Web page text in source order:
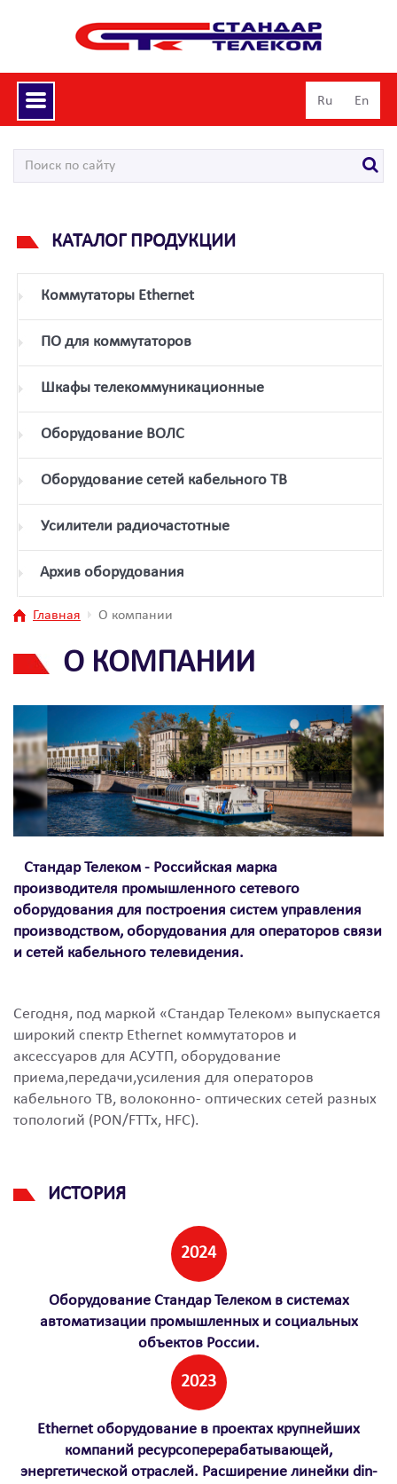
Toggle
navigation
Ru En
КАТАЛОГ ПРОДУКЦИИ
Коммутаторы Ethernet
ПО для коммутаторов
Шкафы телекоммуникационные
Оборудование ВОЛС
Оборудование сетей кабельного ТВ
Усилители радиочастотные
Архив оборудования
Главная О компании
О КОМПАНИИ
Стандар Телеком - Российская марка
производителя промышленного сетевого
оборудования для построения систем управления
производством, оборудования для операторов связи
и сетей кабельного телевидения.
Сегодня, под маркой «Стандар Телеком» выпускается
широкий спектр Ethernet коммутаторов и
аксессуаров для АСУТП, оборудование
приема,передачи,усиления для операторов
кабельного ТВ, волоконно- оптических сетей разных
топологий (PON/FTTx, HFC).
ИСТОРИЯ
2024
Оборудование Стандар Телеком в системах
автоматизации промышленных и социальных
объектов России.
2023
Ethernet оборудование в проектах крупнейших
компаний ресурсоперерабатывающей,
энергетической отраслей. Расширение линейки din-